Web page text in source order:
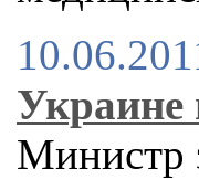
Украине
Министр